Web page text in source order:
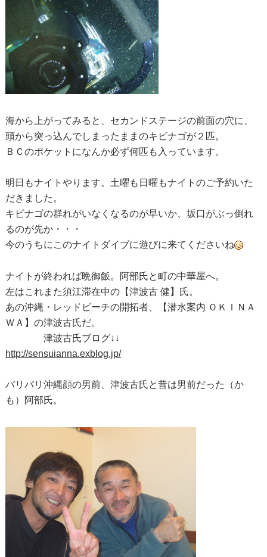
海から上がってみると、セカンドステージの前面の穴に、
頭から突っ込んでしまったままのキビナゴが２匹。
ＢＣのポケットになんか必ず何匹も入っています。
明日もナイトやります。土曜も日曜もナイトのご予約いた
だきました。
キビナゴの群れがいなくなるのが早いか、坂口がぶっ倒れ
るのが先か・・・
今のうちにこのナイトダイブに遊びに来てくださいね
ナイトが終われば晩御飯。阿部氏と町の中華屋へ。
左はこれまた須江滞在中の【津波古 健】氏。
あの沖縄・レッドビーチの開拓者、【潜水案内 ＯＫＩＮＡ
ＷＡ】の津波古氏だ。
津波古氏ブログ↓↓
http://sensuianna.exblog.jp/
バリバリ沖縄顔の男前、津波古氏と昔は男前だった（か
も）阿部氏。